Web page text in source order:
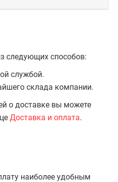
следующих способов:
службой.
склада компании.
о доставке вы можете
Доставка и оплата.
наиболее удобным